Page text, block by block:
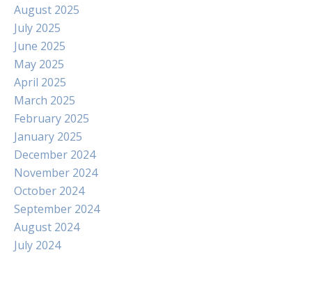
August 2025
July 2025
June 2025
May 2025
April 2025
March 2025
February 2025
January 2025
December 2024
November 2024
October 2024
September 2024
August 2024
July 2024